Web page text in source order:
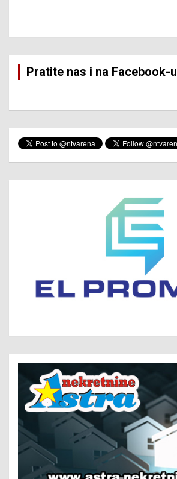
Pratite nas i na Facebook-u